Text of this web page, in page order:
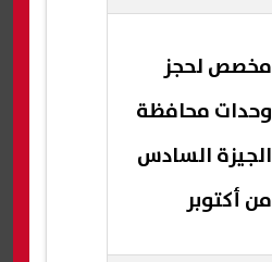
مخصص لحجز
وحدات محافظة
الجيزة السادس
من أكتوبر